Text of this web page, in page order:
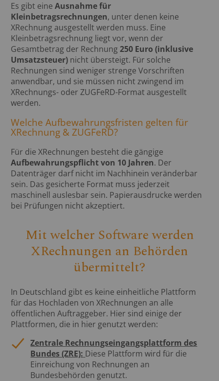
Es gibt eineAusnahme für
Kleinbetragsrechnungen, unter denen keine
XRechnung ausgestellt werden muss. Eine
Kleinbetragsrechnung liegt vor, wenn der
Gesamtbetrag der Rechnung250 Euro (inklusive
Umsatzsteuer) nicht übersteigt. Für solche
Rechnungen sind weniger strenge Vorschriften
anwendbar, und sie müssen nicht zwingend im
XRechnungs- oder ZUGFeRD-Format ausgestellt
werden.
Welche Aufbewahrungsfristen gelten für
XRechnung & ZUGFeRD?
Für die XRechnungen besteht die gängige
Aufbewahrungspflicht von 10 Jahren. Der
Datenträger darf nicht im Nachhinein veränderbar
sein. Das gesicherte Format muss jederzeit
maschinell auslesbar sein. Papierausdrucke werden
bei Prüfungen nicht akzeptiert.
Mit welcher Software werden
XRechnungen an Behörden
übermittelt?
In Deutschland gibt es keine einheitliche Plattform
für das Hochladen von XRechnungen an alle
öffentlichen Auftraggeber. Hier sind einige der
Plattformen, die in hier genutzt werden:
Zentrale Rechnungseingangsplattform des
Bundes (ZRE): Diese Plattform wird für die
Einreichung von Rechnungen an
Bundesbehörden genutzt.